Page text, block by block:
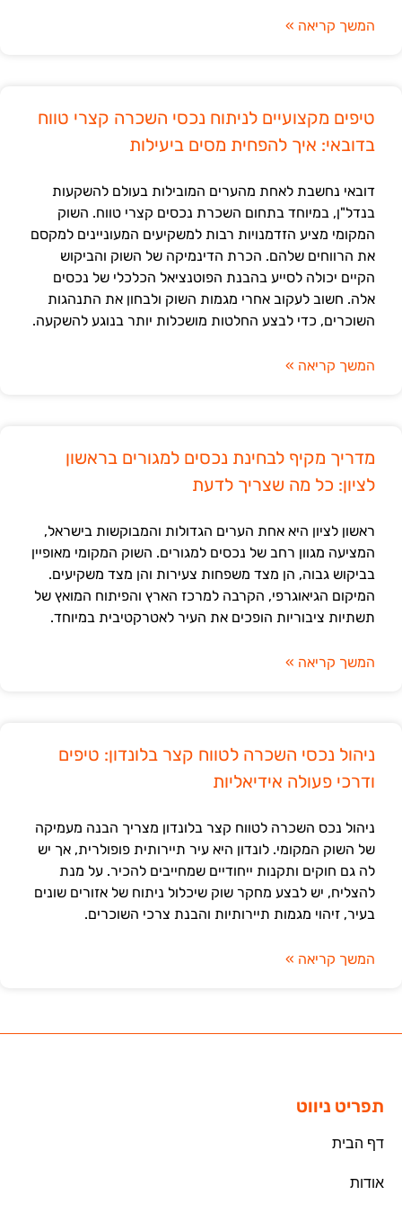
המשך קריאה »
טיפים מקצועיים לניתוח נכסי השכרה קצרי טווח
בדובאי: איך להפחית מסים ביעילות
דובאי נחשבת לאחת מהערים המובילות בעולם להשקעות
בנדל"ן, במיוחד בתחום השכרת נכסים קצרי טווח. השוק
המקומי מציע הזדמנויות רבות למשקיעים המעוניינים למקסם
את הרווחים שלהם. הכרת הדינמיקה של השוק והביקוש
הקיים יכולה לסייע בהבנת הפוטנציאל הכלכלי של נכסים
אלה. חשוב לעקוב אחרי מגמות השוק ולבחון את התנהגות
השוכרים, כדי לבצע החלטות מושכלות יותר בנוגע להשקעה.
המשך קריאה »
מדריך מקיף לבחינת נכסים למגורים בראשון
לציון: כל מה שצריך לדעת
ראשון לציון היא אחת הערים הגדולות והמבוקשות בישראל,
המציעה מגוון רחב של נכסים למגורים. השוק המקומי מאופיין
בביקוש גבוה, הן מצד משפחות צעירות והן מצד משקיעים.
המיקום הגיאוגרפי, הקרבה למרכז הארץ והפיתוח המואץ של
תשתיות ציבוריות הופכים את העיר לאטרקטיבית במיוחד.
המשך קריאה »
ניהול נכסי השכרה לטווח קצר בלונדון: טיפים
ודרכי פעולה אידיאליות
ניהול נכס השכרה לטווח קצר בלונדון מצריך הבנה מעמיקה
של השוק המקומי. לונדון היא עיר תיירותית פופולרית, אך יש
לה גם חוקים ותקנות ייחודיים שמחייבים להכיר. על מנת
להצליח, יש לבצע מחקר שוק שיכלול ניתוח של אזורים שונים
בעיר, זיהוי מגמות תיירותיות והבנת צרכי השוכרים.
המשך קריאה »
תפריט ניווט
דף הבית
אודות